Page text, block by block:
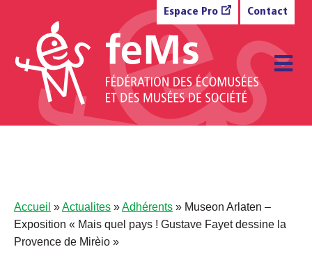
Espace Pro Contact
Accueil »Actualites »Adhérents » Museon Arlaten –
Exposition « Mais quel pays ! Gustave Fayet dessine la
Provence de Mirèio »